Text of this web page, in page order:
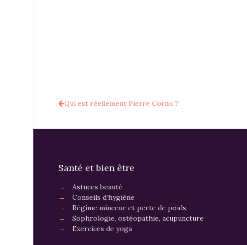
Qui est réellement Pierre Cornu ?
Santé et bien être
→
Astuces beauté
→
Conseils d’hygiène
→
Régime minceur et perte de poids
→
Sophrologie, ostéopathie, acupuncture
→
Exercices de yoga